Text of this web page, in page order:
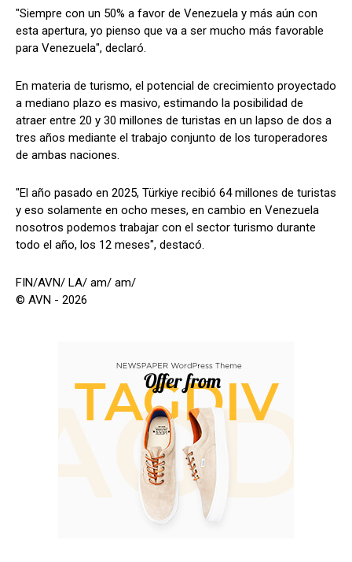
"Siempre con un 50% a favor de Venezuela y más aún con
esta apertura, yo pienso que va a ser mucho más favorable
para Venezuela", declaró.
En materia de turismo, el potencial de crecimiento proyectado
a mediano plazo es masivo, estimando la posibilidad de
atraer entre 20 y 30 millones de turistas en un lapso de dos a
tres años mediante el trabajo conjunto de los turoperadores
de ambas naciones.
"El año pasado en 2025, Türkiye recibió 64 millones de turistas
y eso solamente en ocho meses, en cambio en Venezuela
nosotros podemos trabajar con el sector turismo durante
todo el año, los 12 meses", destacó.
FIN/AVN/ LA/ am/ am/
© AVN - 2026